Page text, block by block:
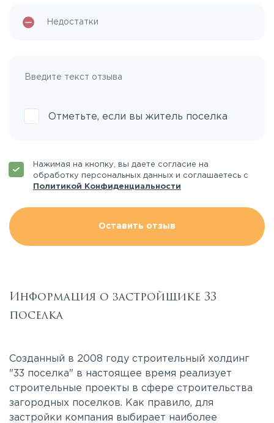
Отметьте, если вы житель поселка
Нажимая на кнопку, вы даете согласие на
обработку персональных данных и соглашаетесь с
Политикой Конфиденциальности
Оставить отзыв
Информация о застройщике 33
поселка
Созданный в 2008 году строительный холдинг
"33 поселка" в настоящее время реализует
строительные проекты в сфере строительства
загородных поселков. Как правило, для
застройки компания выбирает наиболее